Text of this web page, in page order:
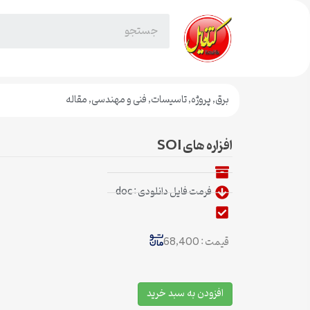
برق,پروژه,تاسیسات,فنی و مهندسی,مقاله
افزاره های SOI
فرمت فایل دانلودی : doc
قیمت : 68,400
افزودن به سبد خرید